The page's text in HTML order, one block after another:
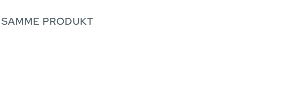
PRODUKT